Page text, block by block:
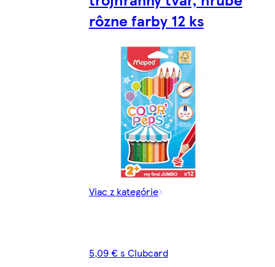
rôzne farby 12 ks
Viac z kategórie
5,09 € s Clubcard